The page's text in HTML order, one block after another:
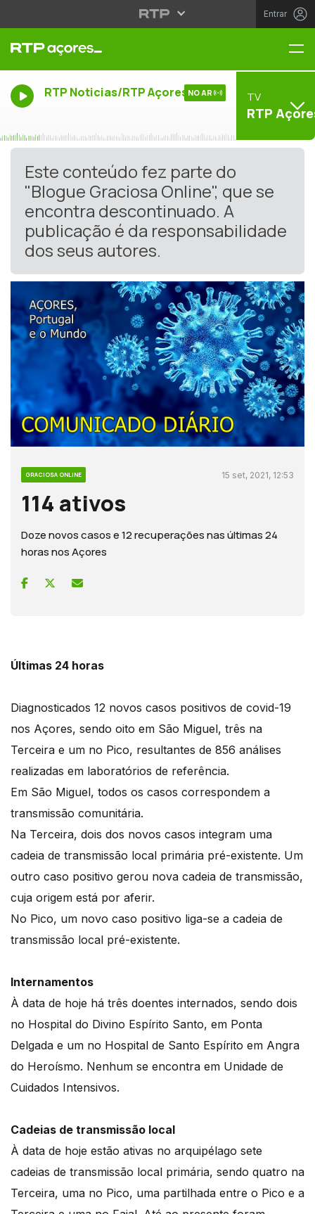
Entrar
RTP Noticias/RTP Açores NO AR TV
RTP
Este conteúdo fez parte do
"Blogue Graciosa Online", que se
encontra descontinuado. A
publicação é da responsabilidade
dos seus autores.
GRACIOSA ONLINE 15 set, 2021, 12:53
114 ativos
Doze novos casos e 12 recuperações nas últimas 24
horas nos Açores
Últimas 24 horas
Diagnosticados 12 novos casos positivos de covid-19
nos Açores, sendo oito em São Miguel, três na
Terceira e um no Pico, resultantes de 856 análises
realizadas em laboratórios de referência.
Em São Miguel, todos os casos correspondem a
transmissão comunitária.
Na Terceira, dois dos novos casos integram uma
cadeia de transmissão local primária pré-existente. Um
outro caso positivo gerou nova cadeia de transmissão,
cuja origem está por aferir.
No Pico, um novo caso positivo liga-se a cadeia de
transmissão local pré-existente.
Internamentos
À data de hoje há três doentes internados, sendo dois
no Hospital do Divino Espírito Santo, em Ponta
Delgada e um no Hospital de Santo Espírito em Angra
do Heroísmo. Nenhum se encontra em Unidade de
Cuidados Intensivos.
Cadeias de transmissão local
À data de hoje estão ativas no arquipélago sete
cadeias de transmissão local primária, sendo quatro na
Terceira, uma no Pico, uma partilhada entre o Pico e a